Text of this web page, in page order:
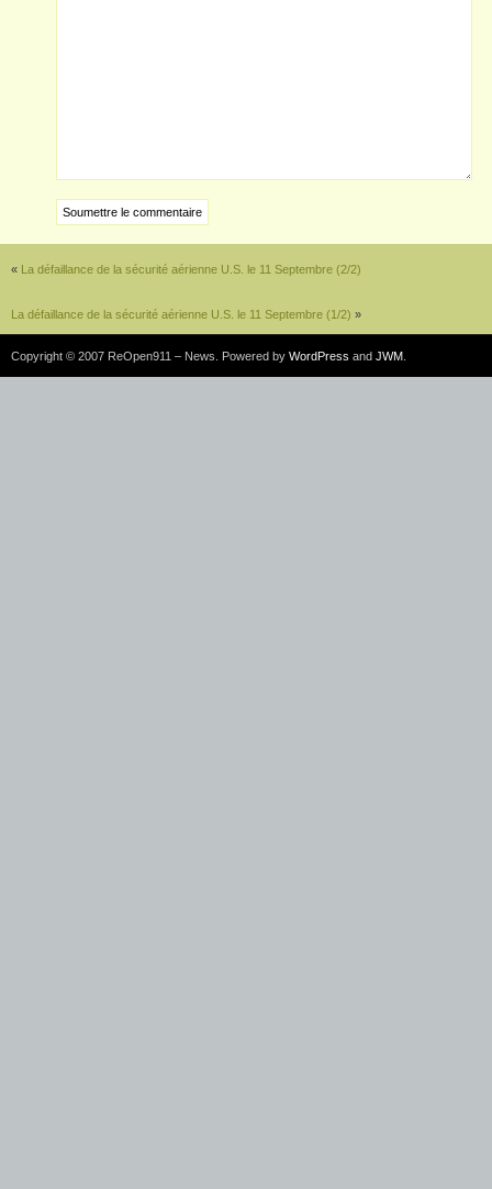
« La défaillance de la sécurité aérienne U.S. le 11 Septembre (2/2)
La défaillance de la sécurité aérienne U.S. le 11 Septembre (1/2) »
Copyright © 2007 ReOpen911 – News. Powered by WordPress and JWM